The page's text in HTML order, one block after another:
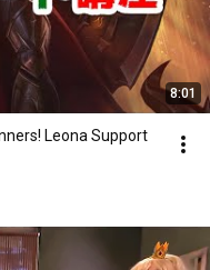
8:01
Leona Support